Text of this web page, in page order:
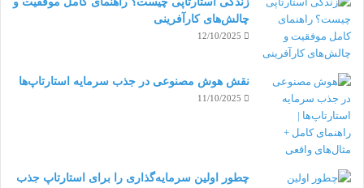
چالش‌های کارآفرینی
12/10/2025
نقش هوش مصنوعی در جذب سرمایه استارتاپ‌ها
11/10/2025
چطور اولین سرمایه‌گذاری را برای استارتاپ جذب